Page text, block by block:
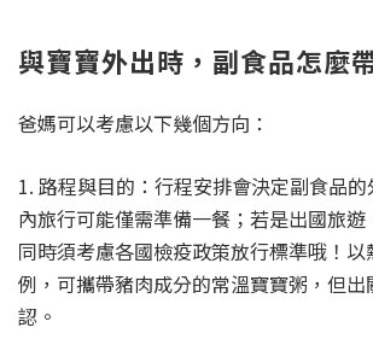
與寶寶外出時，副食品怎麼
爸媽可以考慮以下幾個方向：
1. 路程與目的：行程安排會決定副食品
內旅行可能僅需準備一餐；若是出國旅遊
同時須考慮各國檢疫政策放行標準哦！
例，可攜帶豬肉成分的常溫寶寶粥，但
認。